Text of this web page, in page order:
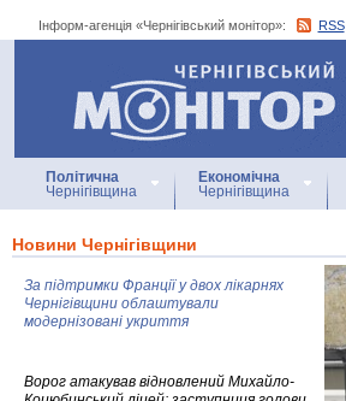
Інформ-агенція «Чернігівський монітор»: RSS
Інформ-агенція
«Чернігівський монітор»
Політична
Чернігівщина
Економічна
Чернігівщина
Новини Чернігівщини
За підтримки Франції у двох лікарнях
Чернігівщини облаштували
модернізовані укриття
Ворог атакував відновлений Михайло-